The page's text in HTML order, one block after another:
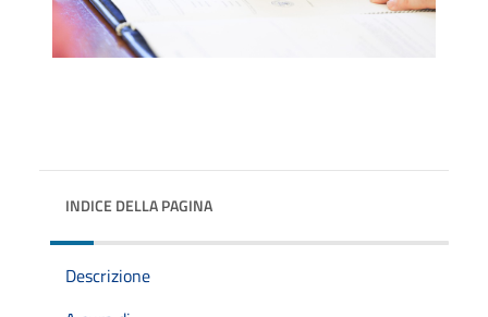
INDICE DELLA PAGINA
Descrizione